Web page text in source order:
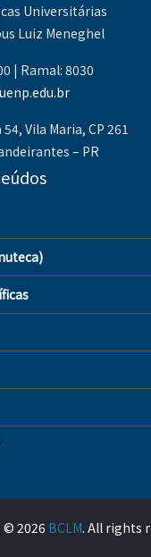
Universitárias
Luiz Meneghel
| Ramal: 8030
Vila Maria, CP 261
– PR
2026 BCLM. All rights